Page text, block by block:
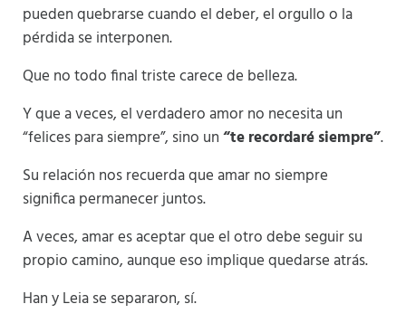
pueden quebrarse cuando el deber, el orgullo o la
pérdida se interponen.
Que no todo final triste carece de belleza.
Y que a veces, el verdadero amor no necesita un
“felices para siempre”, sino un“te recordaré siempre”.
Su relación nos recuerda que amar no siempre
significa permanecer juntos.
A veces, amar es aceptar que el otro debe seguir su
propio camino, aunque eso implique quedarse atrás.
Han y Leia se separaron, sí.